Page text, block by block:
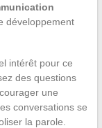
développement
intérêt pour ce
des questions
une
conversations se
la parole.